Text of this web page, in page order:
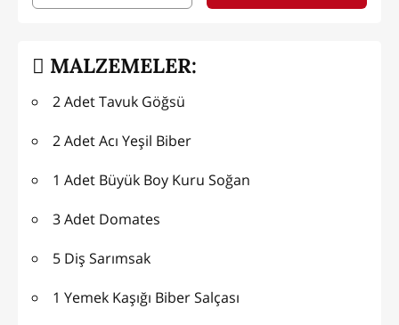
MALZEMELER:
2 Adet Tavuk Göğsü
2 Adet Acı Yeşil Biber
1 Adet Büyük Boy Kuru Soğan
3 Adet Domates
5 Diş Sarımsak
1 Yemek Kaşığı Biber Salçası